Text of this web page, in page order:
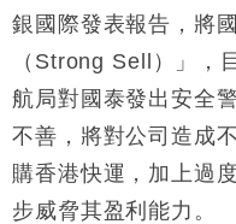
銀國際發表報告，將
（ Strong Sell ）」，
航局對國泰發出安全
不善，將對公司造成
購香港快運，加上過
步威脅其盈利能力。